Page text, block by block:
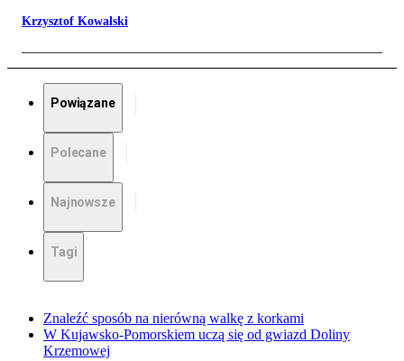
Krzysztof Kowalski
Powiązane
Polecane
Najnowsze
Tagi
Znaleźć sposób na nierówną walkę z korkami
W Kujawsko-Pomorskiem uczą się od gwiazd Doliny
Krzemowej